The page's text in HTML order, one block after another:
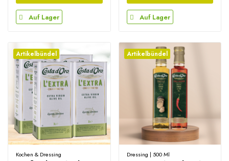
Auf Lager Auf Lager
Artikelbündel
Kochen & Dressing
Artikelbündel
Dressing | 500 Ml